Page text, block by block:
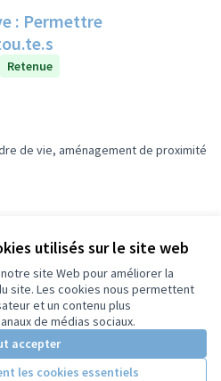
utilisés sur le site web
site Web pour améliorer la
site. Les cookies nous permettent
et un contenu plus
de médias sociaux.
accepter
les cookies essentiels
: Permettre
Retenue
les résultats de la catégorie : Cadre
de vie, aménagement de proximité
€
Partager